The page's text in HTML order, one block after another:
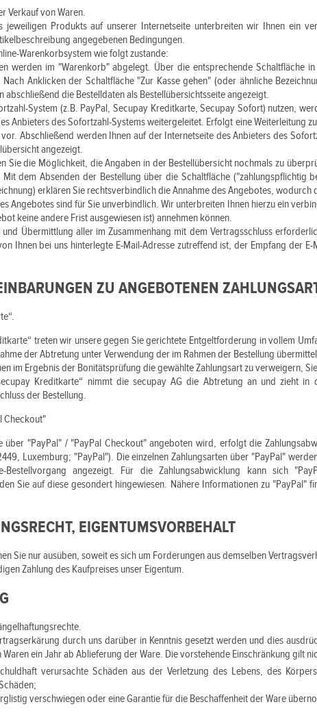
Verkauf von Waren.
jeweiligen Produkts auf unserer Internetseite unterbreiten wir Ihnen ein
angegebenen Bedingungen.
Warenkorbsystem wie folgt zustande:
werden im "Warenkorb" abgelegt. Über die entsprechende Schaltfläche
Anklicken der Schaltfläche "Zur Kasse gehen" (oder ähnliche
abschließend die Bestelldaten als Bestellübersichtsseite angezeigt.
System (z.B. PayPal, Secupay Kreditkarte, Secupay Sofort) nutzen,
Anbieters des Sofortzahl-Systems weitergeleitet. Erfolgt eine Weiterleitung
Abschließend werden Ihnen auf der Internetseite des Anbieters des
angezeigt.
Sie die Möglichkeit, die Angaben in der Bestellübersicht nochmals zu
dem Absenden der Bestellung über die Schaltfläche ("zahlungspflichtig
erklären Sie rechtsverbindlich die Annahme des Angebotes, wodurch
Angebotes sind für Sie unverbindlich. Wir unterbreiten Ihnen hierzu ein
keine andere Frist ausgewiesen ist) annehmen können.
Übermittlung aller im Zusammenhang mit dem Vertragsschluss
Ihnen bei uns hinterlegte E-Mail-Adresse zutreffend ist, der Empfang der
ZU ANGEBOTENEN
treten wir unsere gegen Sie gerichtete Entgeltforderung in vollem
der Abtretung unter Verwendung der im Rahmen der Bestellung
im Ergebnis der Bonitätsprüfung die gewählte Zahlungsart zu verweigern,
Kreditkarte“ nimmt die secupay AG die Abtretung an und zieht
der Bestellung.
Checkout"
über "PayPal" / "PayPal Checkout" angeboten wird, erfolgt die
Luxemburg; "PayPal"). Die einzelnen Zahlungsarten über "PayPal"
Bestellvorgang angezeigt. Für die Zahlungsabwicklung kann sich
Sie auf diese gesondert hingewiesen. Nähere Informationen zu "PayPal"
EIGENTUMSVORBEHALT
Sie nur ausüben, soweit es sich um Forderungen aus demselben
Zahlung des Kaufpreises unser Eigentum.
durch uns darüber in Kenntnis gesetzt werden und dies
ein Jahr ab Ablieferung der Ware. Die vorstehende Einschränkung gilt
verursachte Schäden aus der Verletzung des Lebens, des
verschwiegen oder eine Garantie für die Beschaffenheit der Ware